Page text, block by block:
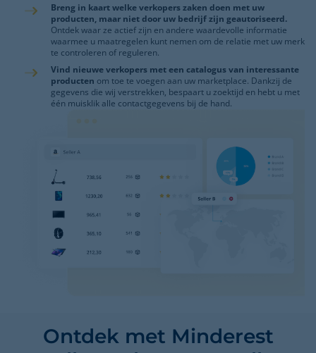
Breng in kaart welke verkopers zaken doen met uw
producten, maar niet door uw bedrijf zijn geautoriseerd.
Ontdek waar ze actief zijn en andere waardevolle informatie
waarmee u maatregelen kunt nemen om de relatie met uw merk
te controleren of reguleren.
Vind nieuwe verkopers met een catalogus van interessante
producten om toe te voegen aan uw marketplace. Dankzij de
gegevens die wij verstrekken, bespaart u zoektijd en hebt u met
één muisklik alle contactgegevens bij de hand.
Ontdek met Minderest